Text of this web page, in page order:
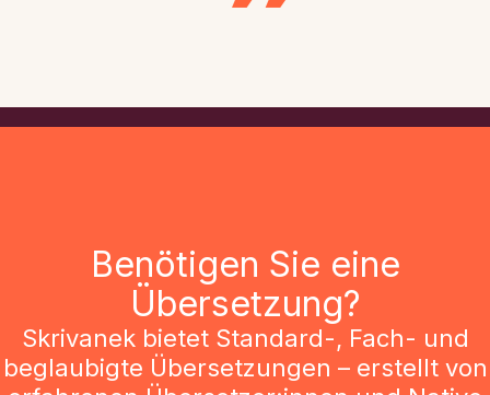
Benötigen Sie eine
Übersetzung?
Skrivanek bietet Standard-, Fach- und
beglaubigte Übersetzungen – erstellt von